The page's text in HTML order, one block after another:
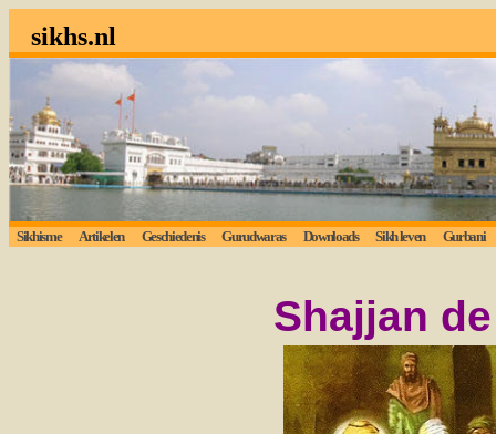
sikhs.nl
Sikhisme Artikelen Geschiedenis Gurudwaras Downloads Sikh leven Gurbani
Shajjan